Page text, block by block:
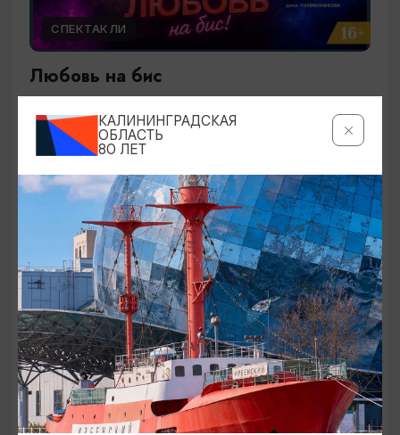
СПЕКТАКЛИ
Любовь на бис
27.09.2026 19:00
Калининград, Калининградский театр эстрады
ОТ 1500₽
КОНЦЕРТЫ
КАЛИНИНГРАДСКАЯ
ОБЛАСТЬ
80 ЛЕТ